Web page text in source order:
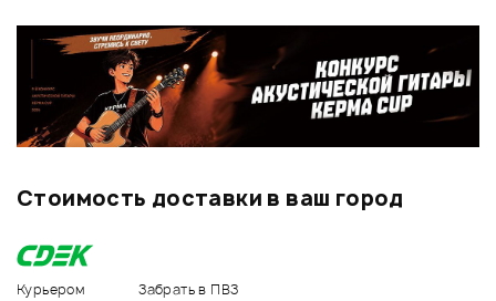
Стоимость доставки в ваш город
Курьером
Забрать в ПВЗ